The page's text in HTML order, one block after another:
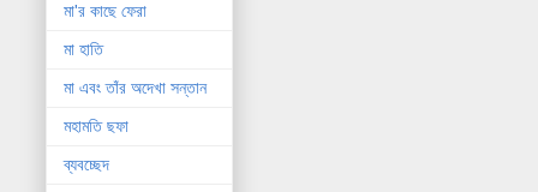
মা'র কাছে ফেরা
মা হাতি
মা এবং তাঁর অদেখা সন্তান
মহামতি ছফা
ব্যবচ্ছেদ